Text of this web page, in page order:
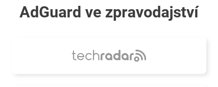
AdGuard ve zpravodajství